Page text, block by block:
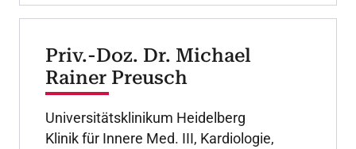
Priv.-Doz. Dr. Michael
Rainer Preusch
Universitätsklinikum Heidelberg
Klinik für Innere Med. III, Kardiologie,